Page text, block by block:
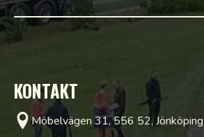
KONTAKT
Möbelvägen 31, 556 52, Jönköping